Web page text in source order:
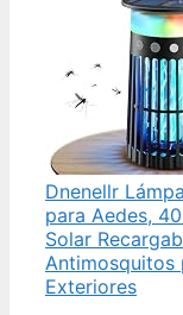
Dnenellr
para Aedes,
Solar
Antimosquitos
Exteriores